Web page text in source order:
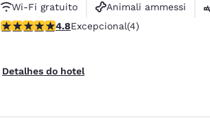
Wi-Fi gratuito
Animali ammessi
classificação 4.75 estrelas. Excepcional. 4
4.8Excepcional(4)
Detalhes do hotel